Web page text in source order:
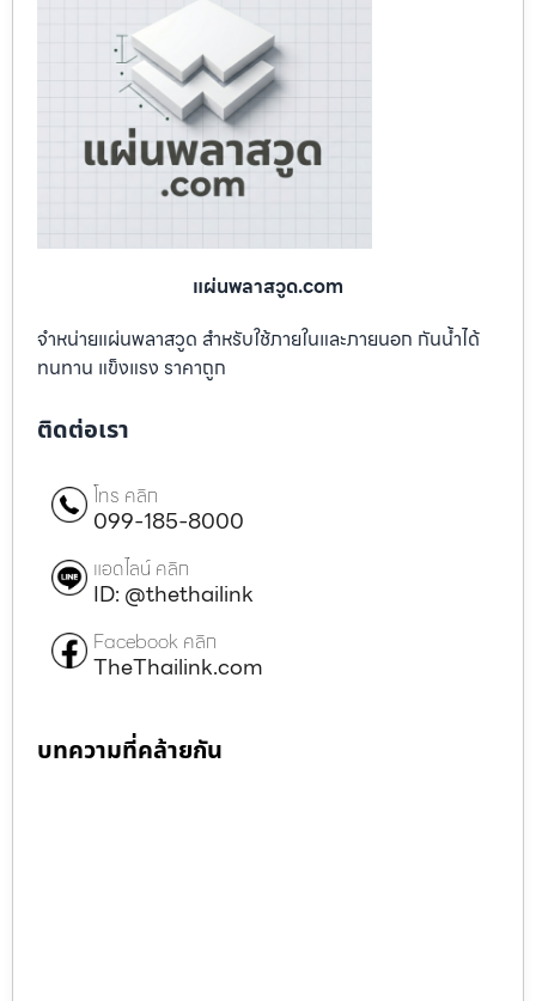
แผ่นพลาสวูด.com
จำหน่ายแผ่นพลาสวูด สำหรับใช้ภายในและภายนอก กันน้ำได้
ทนทาน แข็งแรง ราคาถูก
ติดต่อเรา
โทร คลิก
099-185-8000
แอดไลน์ คลิก
ID: @thethailink
Facebook คลิก
TheThailink.com
บทความที่คล้ายกัน